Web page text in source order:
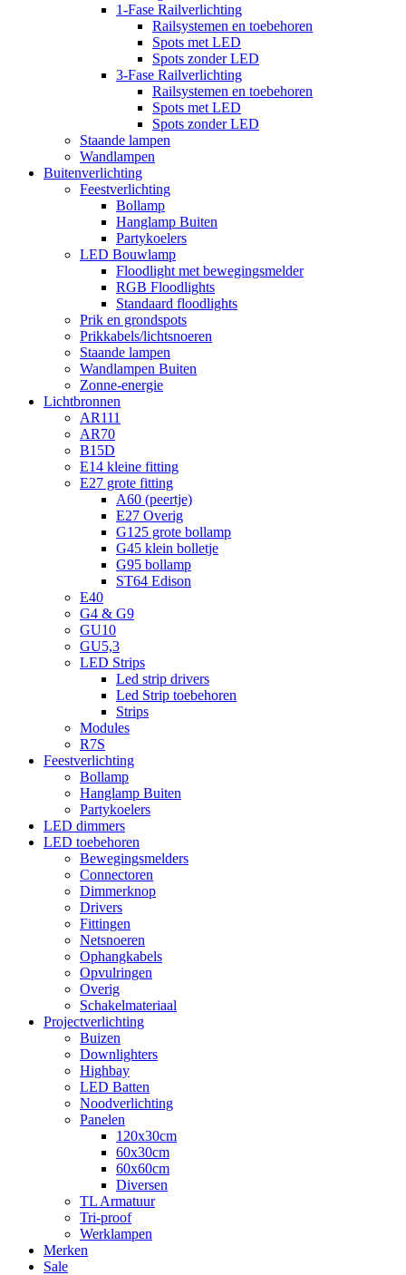
1-Fase Railverlichting
Railsystemen en toebehoren
Spots met LED
Spots zonder LED
3-Fase Railverlichting
Railsystemen en toebehoren
Spots met LED
Spots zonder LED
Staande lampen
Wandlampen
Buitenverlichting
Feestverlichting
Bollamp
Hanglamp Buiten
Partykoelers
LED Bouwlamp
Floodlight met bewegingsmelder
RGB Floodlights
Standaard floodlights
Prik en grondspots
Prikkabels/lichtsnoeren
Staande lampen
Wandlampen Buiten
Zonne-energie
Lichtbronnen
AR111
AR70
B15D
E14 kleine fitting
E27 grote fitting
A60 (peertje)
E27 Overig
G125 grote bollamp
G45 klein bolletje
G95 bollamp
ST64 Edison
E40
G4 & G9
GU10
GU5,3
LED Strips
Led strip drivers
Led Strip toebehoren
Strips
Modules
R7S
Feestverlichting
Bollamp
Hanglamp Buiten
Partykoelers
LED dimmers
LED toebehoren
Bewegingsmelders
Connectoren
Dimmerknop
Drivers
Fittingen
Netsnoeren
Ophangkabels
Opvulringen
Overig
Schakelmateriaal
Projectverlichting
Buizen
Downlighters
Highbay
LED Batten
Noodverlichting
Panelen
120x30cm
60x30cm
60x60cm
Diversen
TL Armatuur
Tri-proof
Werklampen
Merken
Sale